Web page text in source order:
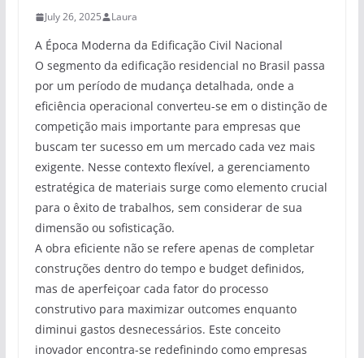
July 26, 2025 Laura
A Época Moderna da Edificação Civil Nacional
O segmento da edificação residencial no Brasil passa
por um período de mudança detalhada, onde a
eficiência operacional converteu-se em o distinção de
competição mais importante para empresas que
buscam ter sucesso em um mercado cada vez mais
exigente. Nesse contexto flexível, a gerenciamento
estratégica de materiais surge como elemento crucial
para o êxito de trabalhos, sem considerar de sua
dimensão ou sofisticação.
A obra eficiente não se refere apenas de completar
construções dentro do tempo e budget definidos,
mas de aperfeiçoar cada fator do processo
construtivo para maximizar outcomes enquanto
diminui gastos desnecessários. Este conceito
inovador encontra-se redefinindo como empresas